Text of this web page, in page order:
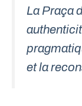
La Praça
et la